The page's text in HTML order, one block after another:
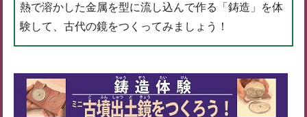
熱で溶かした金属を型に流し込んで作る「鋳造」を体
験して、古代の鏡をつくってみましょう！